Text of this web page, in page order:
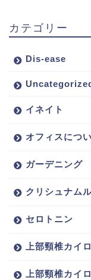
カテゴリー
Dis-ease
イネイト
オフィスにつ
ガーデニング
クリシュナム
セロトニン
上部頸椎カイ
上部頸椎カイ